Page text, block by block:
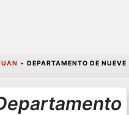
• DEPARTAMENTO DE NUEVE